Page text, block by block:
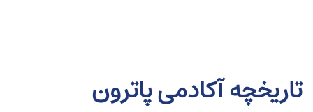
تاریخچه آکادمی پاترون